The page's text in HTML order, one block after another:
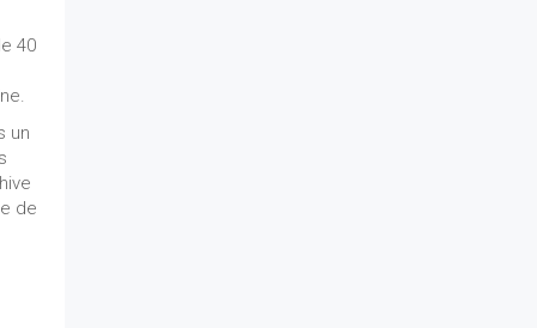
40
un
de